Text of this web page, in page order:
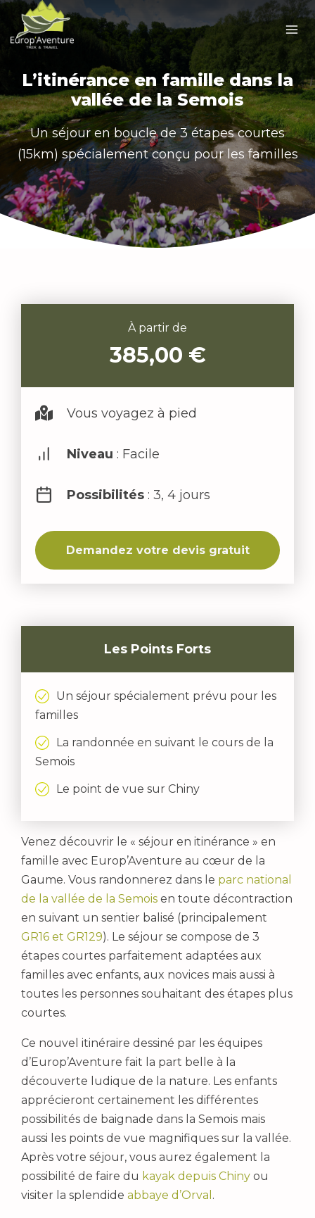
content
L’itinérance en famille dans la
vallée de la Semois
Un séjour en boucle de 3 étapes courtes
(15km) spécialement conçu pour les familles
Venez découvrir le « séjour en itinérance » en
famille avec Europ’Aventure au cœur de la
Gaume. Vous randonnerez dans le parc national
de la vallée de la Semois en toute décontraction
en suivant un sentier balisé (principalement
GR16 et GR129). Le séjour se compose de 3
étapes courtes parfaitement adaptées aux
familles avec enfants, aux novices mais aussi à
toutes les personnes souhaitant des étapes plus
courtes.
Ce nouvel itinéraire dessiné par les équipes
d’Europ’Aventure fait la part belle à la
découverte ludique de la nature. Les enfants
apprécieront certainement les différentes
possibilités de baignade dans la Semois mais
aussi les points de vue magnifiques sur la vallée.
Après votre séjour, vous aurez également la
possibilité de faire du kayak depuis Chiny ou
visiter la splendide abbaye d’Orval .
À partir de
385,00 €
Vous voyagez à pied
Niveau : Facile
Possibilités : 3, 4 jours
Demandez votre devis gratuit
Les Points Forts
Un séjour spécialement prévu pour les
familles
La randonnée en suivant le cours de la
Semois
Le point de vue sur Chiny